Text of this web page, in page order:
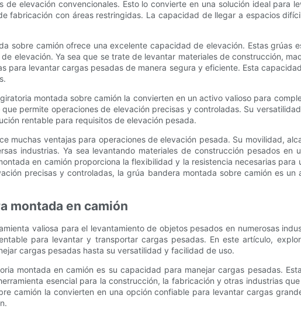
elevación convencionales. Esto lo convierte en una solución ideal para
fabricación con áreas restringidas. La capacidad de llegar a espacios
sobre camión ofrece una excelente capacidad de elevación. Estas grúas
elevación. Ya sea que se trate de levantar materiales de construcción,
para levantar cargas pesadas de manera segura y eficiente. Esta
montada sobre camión la convierten en un activo valioso para
permite operaciones de elevación precisas y controladas. Su
rentable para requisitos de elevación pesada.
muchas ventajas para operaciones de elevación pesada. Su movilidad,
industrias. Ya sea levantando materiales de construcción pesados ​​en
en camión proporciona la flexibilidad y la resistencia necesarias
precisas y controladas, la grúa bandera montada sobre camión es
montada en camión
valiosa para el levantamiento de objetos pesados ​​en numerosas
para levantar y transportar cargas pesadas. En este artículo,
cargas pesadas hasta su versatilidad y facilidad de uso.
montada en camión es su capacidad para manejar cargas pesadas.
esencial para la construcción, la fabricación y otras industrias
camión la convierten en una opción confiable para levantar cargas